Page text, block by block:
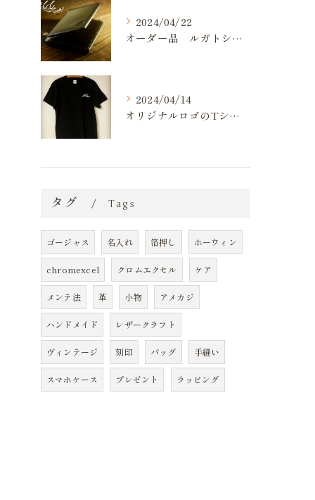
2024/04/22
オーダー品 ルガトショルダー 名刺入れ
2024/04/14
オリジナルロゴのTシャツ作りました💪
タグ Tags
ゴージャス 名入れ 箔押し ホーウィン
chromexcel クロムエクセル ケア
メンテ法 革 小物 アメカジ
ハンドメイド レザークラフト
ヴィンテージ 刻印 バッグ 手縫い
スマホケース プレゼント ラッピング